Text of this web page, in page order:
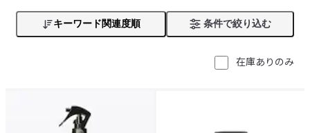
キーワード関連度順 条件で絞り込む
在庫ありのみ